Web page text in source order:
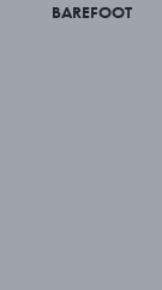
BAREFOOT